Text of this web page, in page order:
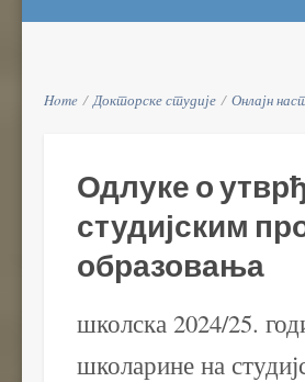
Home / Докторске студије / Онлајн
Одлуке о
студијским
образовања
школска 2024/25.
школарине на